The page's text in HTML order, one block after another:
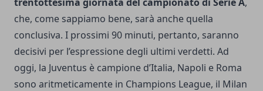
che, come sappiamo bene, sarà anche quella
conclusiva. I prossimi 90 minuti, pertanto, saranno
decisivi per l’espressione degli ultimi verdetti. Ad
oggi, la Juventus è campione d’Italia, Napoli e Roma
sono aritmeticamente in Champions League, il Milan